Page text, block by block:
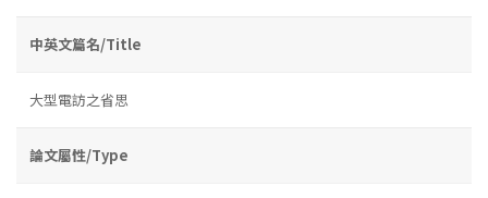
中英文篇名/Title
大型電訪之省思
論文屬性/Type